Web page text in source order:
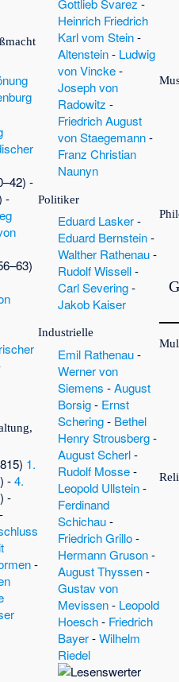
·
-
-
1.
-4.
-
-
Gottlieb Svarez -
Heinrich Friedrich
Karl vom Stein-
Altenstein- Ludwig
von Vincke-
Joseph von
Radowitz -
Friedrich August
von Staegemann-
Franz Christian
Naunyn
Politiker
Eduard Lasker-
Eduard Bernstein-
Walther Rathenau-
Rudolf Wissell-
Carl Severing-
Jakob Kaiser
Industrielle
Emil Rathenau-
Werner von
Siemens -August
Borsig- Ernst
Schering- Bethel
Henry Strousberg-
August Scherl-
Rudolf Mosse-
Leopold Ullstein-
Ferdinand
Schichau-
Friedrich Grillo-
Hermann Gruson-
August Thyssen-
Gustav von
Mevissen- Leopold
Hoesch- Friedrich
Bayer-Wilhelm
Riedel